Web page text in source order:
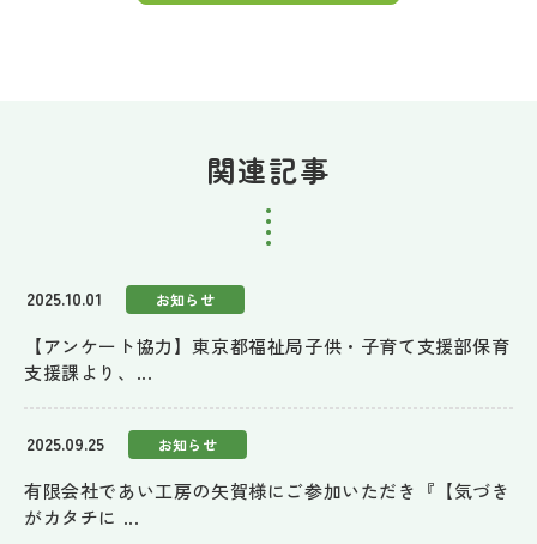
関連記事
2025.10.01 お知らせ
【アンケート協力】東京都福祉局子供・子育て支援部保育
支援課より、...
2025.09.25 お知らせ
有限会社であい工房の矢賀様にご参加いただき『【気づき
がカタチに ...